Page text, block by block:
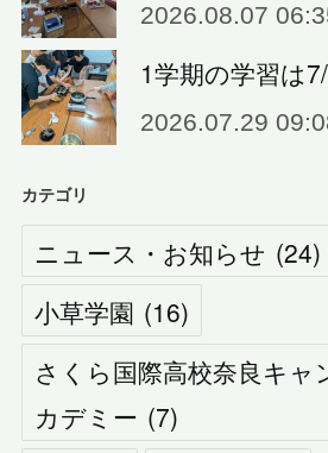
2026.08.07
1学期の学習は
2026.07.29
カテゴリ
ニュース・お知らせ (24)
小草学園 (16)
さくら国際高校奈良キャ
カデミー (7)